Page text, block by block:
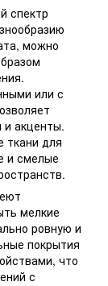
спектр
можно
или с
и акценты.
ткани для
и смелые
мелкие
ровную и
покрытия
что
с